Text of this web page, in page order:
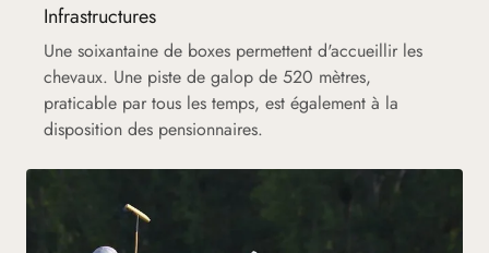
Infrastructures
Une soixantaine de boxes permettent d'accueillir les
chevaux. Une piste de galop de 520 mètres,
praticable par tous les temps, est également à la
disposition des pensionnaires.